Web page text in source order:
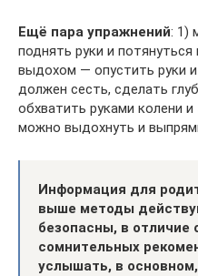
Ещё пара упражнений: 1)
поднять руки и потянуться
выдохом — опустить руки
должен сесть, сделать
обхватить руками колени
можно выдохнуть и
Информация для
выше методы
безопасны, в отличие
сомнительных
услышать, в